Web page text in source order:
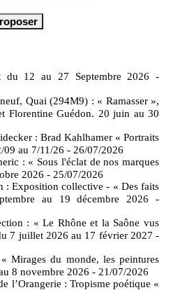
du 12 au 27 Septembre 2026
-
Quai (294M9) : « Ramasser »,
Florentine Guédon. 20 juin au 30
: Brad Kahlhamer « Portraits
au 7/11/26 - 26/07/2026
: « Sous l'éclat de nos marques
2026 - 25/07/2026
: Exposition collective - « Des faits
au 19 décembre 2026
-
: « Le Rhône et la Saône vus
7 juillet 2026 au 17 février 2027 -
Mirages du monde, les peintures
8 novembre 2026 - 21/07/2026
l’Orangerie : Tropisme poétique «